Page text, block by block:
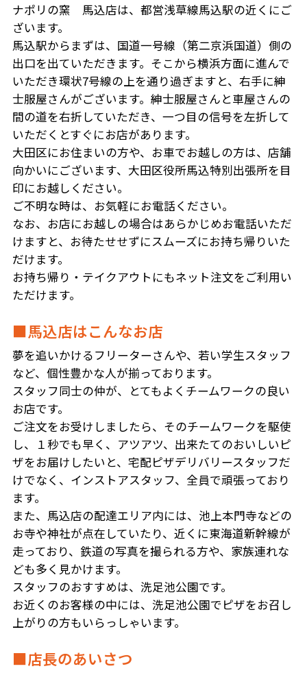
ナポリの窯 馬込店は、都営浅草線馬込駅の近くにご
ざいます。
馬込駅からまずは、国道一号線（第二京浜国道）側の
出口を出ていただきます。そこから横浜方面に進んで
いただき環状7号線の上を通り過ぎますと、右手に紳
士服屋さんがございます。紳士服屋さんと車屋さんの
間の道を右折していただき、一つ目の信号を左折して
いただくとすぐにお店があります。
大田区にお住まいの方や、お車でお越しの方は、店舗
向かいにございます、大田区役所馬込特別出張所を目
印にお越しください。
ご不明な時は、お気軽にお電話ください。
なお、お店にお越しの場合はあらかじめお電話いただ
けますと、お待たせせずにスムーズにお持ち帰りいた
だけます。
お持ち帰り・テイクアウトにもネット注文をご利用い
ただけます。
■馬込店はこんなお店
夢を追いかけるフリーターさんや、若い学生スタッフ
など、個性豊かな人が揃っております。
スタッフ同士の仲が、とてもよくチームワークの良い
お店です。
ご注文をお受けしましたら、そのチームワークを駆使
し、１秒でも早く、アツアツ、出来たてのおいしいピ
ザをお届けしたいと、宅配ピザデリバリースタッフだ
けでなく、インストアスタッフ、全員で頑張っており
ます。
また、馬込店の配達エリア内には、池上本門寺などの
お寺や神社が点在していたり、近くに東海道新幹線が
走っており、鉄道の写真を撮られる方や、家族連れな
ども多く見かけます。
スタッフのおすすめは、洗足池公園です。
お近くのお客様の中には、洗足池公園でピザをお召し
上がりの方もいらっしゃいます。
■店長のあいさつ